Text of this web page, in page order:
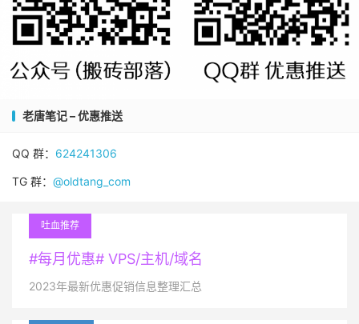
老唐笔记 – 优惠推送
QQ 群： 624241306
TG 群： @oldtang_com
吐血推荐
#每月优惠# VPS/主机/域名
2023年最新优惠促销信息整理汇总